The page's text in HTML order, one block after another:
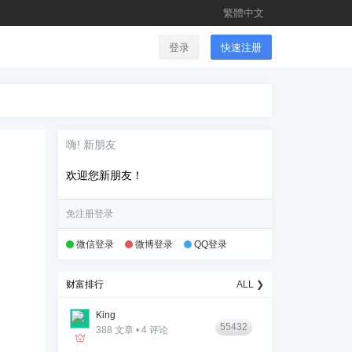
繁體中文
登录 快速注册
嗨! 新朋友
欢迎您新朋友！
免注册登录
微信登录 微博登录 QQ登录
财富排行 ALL ❯
King
388 文章 • 4 评论
55432